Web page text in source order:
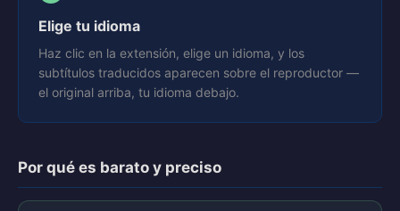
Elige tu idioma
Haz clic en la extensión, elige un idioma, y los
subtítulos traducidos aparecen sobre el reproductor —
el original arriba, tu idioma debajo.
Por qué es barato y preciso